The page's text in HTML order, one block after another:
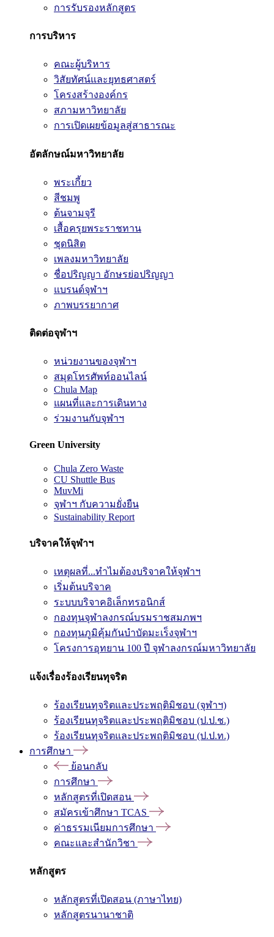
การรับรองหลักสูตร
การบริหาร
คณะผู้บริหาร
วิสัยทัศน์และยุทธศาสตร์
โครงสร้างองค์กร
สภามหาวิทยาลัย
การเปิดเผยข้อมูลสู่สาธารณะ
อัตลักษณ์มหาวิทยาลัย
พระเกี้ยว
สีชมพู
ต้นจามจุรี
เสื้อครุยพระราชทาน
ชุดนิสิต
เพลงมหาวิทยาลัย
ชื่อปริญญา อักษรย่อปริญญา
แบรนด์จุฬาฯ
ภาพบรรยากาศ
ติดต่อจุฬาฯ
หน่วยงานของจุฬาฯ
สมุดโทรศัพท์ออนไลน์
Chula Map
แผนที่และการเดินทาง
ร่วมงานกับจุฬาฯ
Green University
Chula Zero Waste
CU Shuttle Bus
MuvMi
จุฬาฯ กับความยั่งยืน
Sustainability Report
บริจาคให้จุฬาฯ
เหตุผลที่...ทำไมต้องบริจาคให้จุฬาฯ
เริ่มต้นบริจาค
ระบบบริจาคอิเล็กทรอนิกส์
กองทุนจุฬาลงกรณ์บรมราชสมภพฯ
กองทุนภูมิคุ้มกันบำบัดมะเร็งจุฬาฯ
โครงการอุทยาน 100 ปี จุฬาลงกรณ์มหาวิทยาลัย
แจ้งเรื่องร้องเรียนทุจริต
ร้องเรียนทุจริตและประพฤติมิชอบ (จุฬาฯ)
ร้องเรียนทุจริตและประพฤติมิชอบ (ป.ป.ช.)
ร้องเรียนทุจริตและประพฤติมิชอบ (ป.ป.ท.)
การศึกษา
ย้อนกลับ
การศึกษา
หลักสูตรที่เปิดสอน
สมัครเข้าศึกษา TCAS
ค่าธรรมเนียมการศึกษา
คณะและสำนักวิชา
หลักสูตร
หลักสูตรที่เปิดสอน (ภาษาไทย)
หลักสูตรนานาชาติ